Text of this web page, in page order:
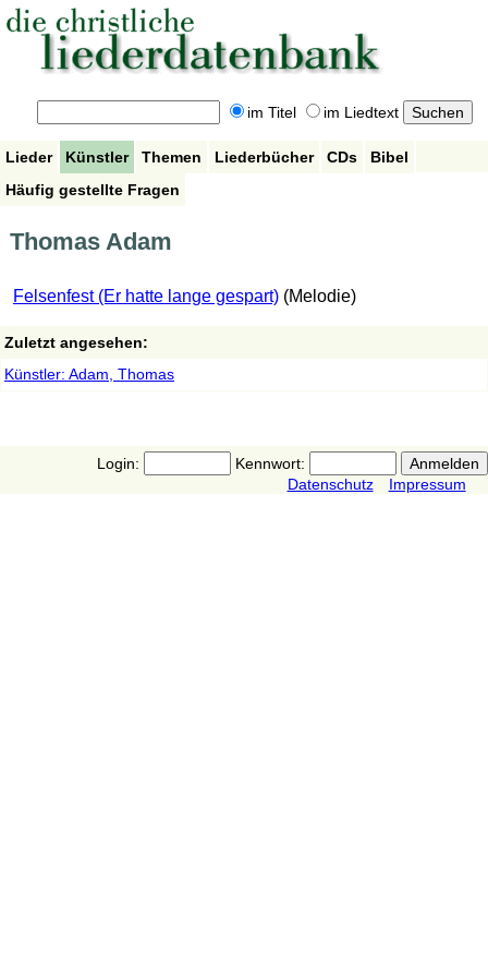
im Titel im Liedtext
Lieder Künstler Themen Liederbücher CDs
Bibel
Häufig gestellte Fragen
Thomas Adam
Felsenfest (Er hatte lange gespart) (Melodie)
Zuletzt angesehen:
Künstler: Adam, Thomas
Login:
Kennwort:
Datenschutz
Impressum